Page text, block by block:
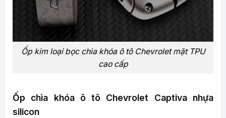
Ốp kim loại bọc chìa khóa ô tô Chevrolet mặt TPU
cao cấp
Ốp chìa khóa ô tô Chevrolet Captiva nhựa
silicon